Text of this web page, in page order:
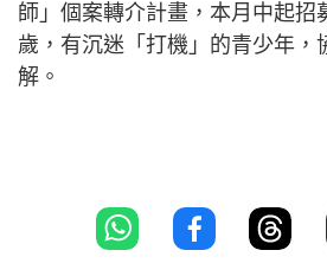
師」個案轉介計畫，本月中起招
歲，有沉迷「打機」的青少年，
解。